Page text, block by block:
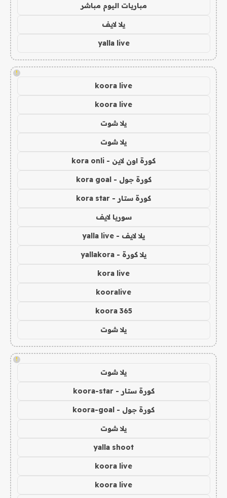
مباريات اليوم مباشر
يلا لايف
yalla live
!
koora live
koora live
يلا شوت
يلا شوت
كورة اون لاين - kora onli
كورة جول - kora goal
كورة ستار - kora star
سوريا لايف
يلا لايف - yalla live
يلا كورة - yallakora
kora live
kooralive
koora 365
يلا شوت
!
يلا شوت
كورة ستار - koora-star
كورة جول - koora-goal
يلا شوت
yalla shoot
koora live
koora live